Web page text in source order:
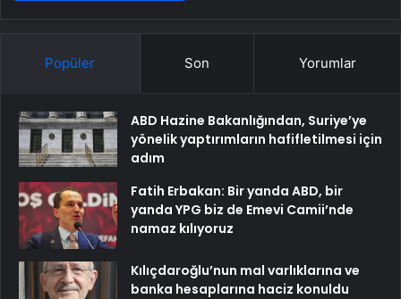
Popüler Son Yorumlar
ABD Hazine Bakanlığından, Suriye’ye
yönelik yaptırımların hafifletilmesi için
adım
Fatih Erbakan: Bir yanda ABD, bir
yanda YPG biz de Emevi Camii’nde
namaz kılıyoruz
Kılıçdaroğlu’nun mal varlıklarına ve
banka hesaplarına haciz konuldu